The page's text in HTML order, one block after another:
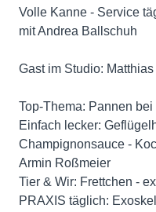
Volle Kanne - Service
mit Andrea Ballschuh
Gast im Studio:
Top-Thema: Pannen bei
Einfach lecker:
Champignonsauce -
Armin Roßmeier
Tier & Wir: Frettchen -
PRAXIS täglich: